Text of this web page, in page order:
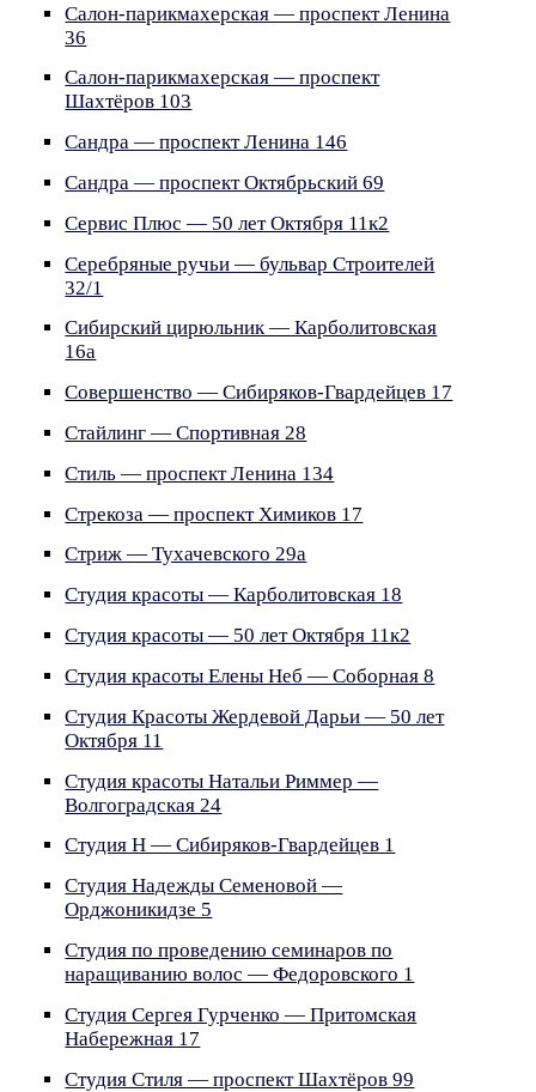
Салон-парикмахерская — проспект Ленина
36
Салон-парикмахерская — проспект
Шахтёров 103
Сандра — проспект Ленина 146
Сандра — проспект Октябрьский 69
Сервис Плюс — 50 лет Октября 11к2
Серебряные ручьи — бульвар Строителей
32/1
Сибирский цирюльник — Карболитовская
16а
Совершенство — Сибиряков-Гвардейцев 17
Стайлинг — Спортивная 28
Стиль — проспект Ленина 134
Стрекоза — проспект Химиков 17
Стриж — Тухачевского 29а
Студия красоты — Карболитовская 18
Студия красоты — 50 лет Октября 11к2
Студия красоты Елены Неб — Соборная 8
Студия Красоты Жердевой Дарьи — 50 лет
Октября 11
Студия красоты Натальи Риммер —
Волгоградская 24
Студия Н — Сибиряков-Гвардейцев 1
Студия Надежды Семеновой —
Орджоникидзе 5
Студия по проведению семинаров по
наращиванию волос — Федоровского 1
Студия Сергея Гурченко — Притомская
Набережная 17
Студия Стиля — проспект Шахтёров 99